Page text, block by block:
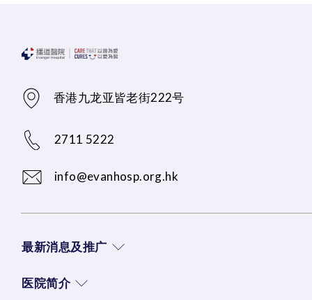
香港九龙亚皆老街222号
2711 5222
info@evanhosp.org.hk
最新消息及推广
医院简介